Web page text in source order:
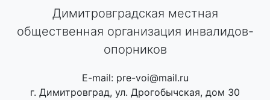
Димитровградская местная
общественная организация инвалидов-
опорников
E-mail: pre-voi@mail.ru
г. Димитровград, ул. Дрогобычская, дом 30